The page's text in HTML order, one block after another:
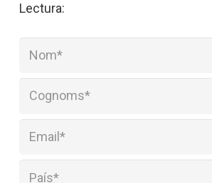
Lectura: